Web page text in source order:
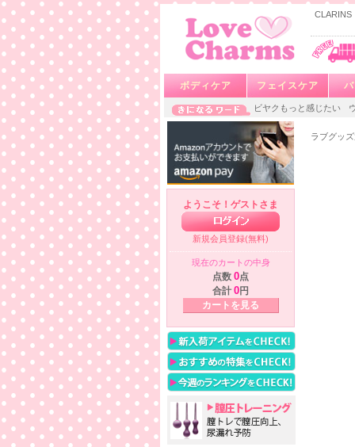
CLARINS
ボディケア フェイスケア
ビヤクもっと感じたい
ようこそ！ゲストさま
新規会員登録(無料)
現在のカートの中身
点数 0点
合計 0円
カートを見る
ラブグッ